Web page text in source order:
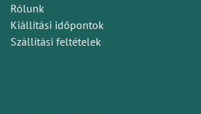
Rólunk
Kiállítási időpontok
Szállítási feltételek